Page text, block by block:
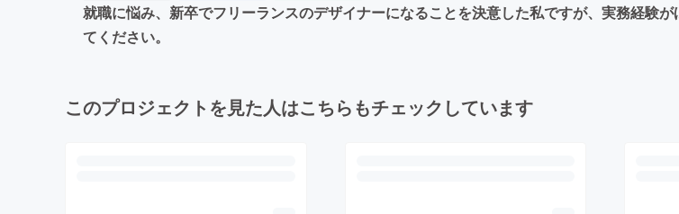
就職に悩み、新卒でフリーランスのデザイナーになることを決意した私ですが、実務経験
てください。
このプロジェクトを見た人はこちらもチェックしています